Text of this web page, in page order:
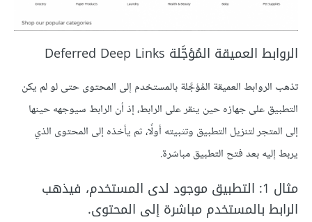
الروابط العميقة المُؤجَّلة Deferred Deep Links
تذهب الروابط العميقة المُؤجَّلة بالمستخدم إلى المحتوى حتى لو لم يكن
التطبيق على جهازه حين ينقر على الرابط، إذ أن الرابط سيوجهه حينها
إلى المتجر لتنزيل التطبيق وتثبيته أولًا، ثم يأخذه إلى المحتوى الذي
يربط إليه بعد فتح التطبيق مباشرة.
مثال 1: التطبيق موجود لدى المستخدم، فيذهب
الرابط بالمستخدم مباشرة إلى المحتوى.